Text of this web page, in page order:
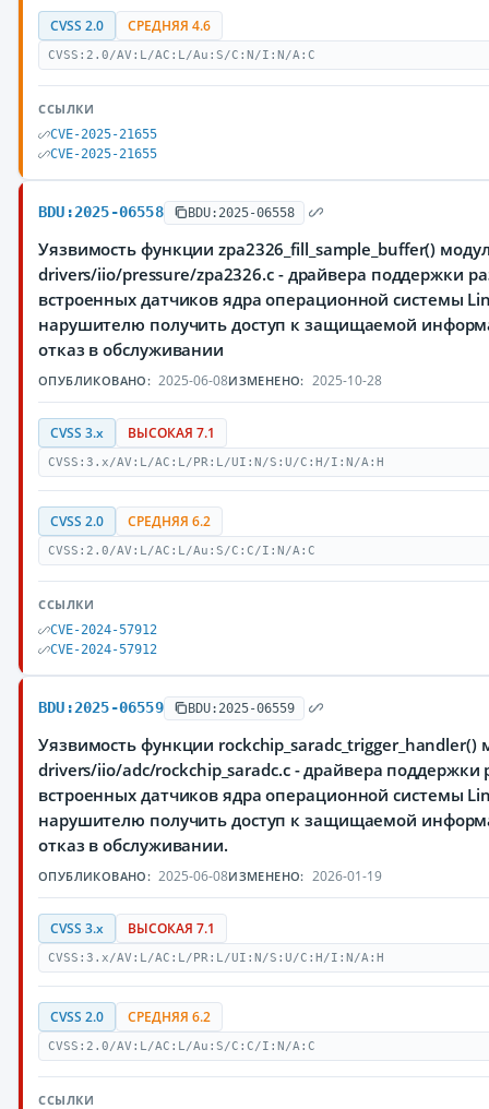
CVSS 2.0 СРЕДНЯЯ 4.6
CVSS:2.0/AV:L/AC:L/Au:S/C:N/I:N/A:C
ССЫЛКИ
CVE-2025-21655
CVE-2025-21655
BDU:2025-06558 BDU:2025-06558
Уязвимость функции zpa2326_fill_sample_buffer()
drivers/iio/pressure/zpa2326.c - драйвера поддержки
встроенных датчиков ядра операционной системы
нарушителю получить доступ к защищаемой
отказ в обслуживании
ОПУБЛИКОВАНО: 2025-06-08ИЗМЕНЕНО: 2025-10-28
CVSS 3.x ВЫСОКАЯ 7.1
CVSS:3.x/AV:L/AC:L/PR:L/UI:N/S:U/C:H/I:N/A:H
CVSS 2.0 СРЕДНЯЯ 6.2
CVSS:2.0/AV:L/AC:L/Au:S/C:C/I:N/A:C
ССЫЛКИ
CVE-2024-57912
CVE-2024-57912
BDU:2025-06559 BDU:2025-06559
Уязвимость функции rockchip_saradc_trigger_handler()
drivers/iio/adc/rockchip_saradc.c - драйвера поддержки
встроенных датчиков ядра операционной системы
нарушителю получить доступ к защищаемой
отказ в обслуживании.
ОПУБЛИКОВАНО: 2025-06-08ИЗМЕНЕНО: 2026-01-19
CVSS 3.x ВЫСОКАЯ 7.1
CVSS:3.x/AV:L/AC:L/PR:L/UI:N/S:U/C:H/I:N/A:H
CVSS 2.0 СРЕДНЯЯ 6.2
CVSS:2.0/AV:L/AC:L/Au:S/C:C/I:N/A:C
ССЫЛКИ